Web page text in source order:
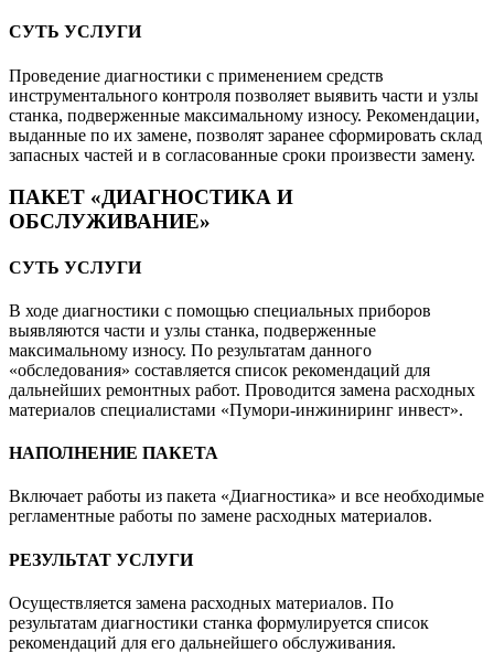
СУТЬ УСЛУГИ
Проведение диагностики с применением средств
инструментального контроля позволяет выявить части и узлы
станка, подверженные максимальному износу. Рекомендации,
выданные по их замене, позволят заранее сформировать склад
запасных частей и в согласованные сроки произвести замену.
ПАКЕТ «ДИАГНОСТИКА И
ОБСЛУЖИВАНИЕ»
СУТЬ УСЛУГИ
В ходе диагностики с помощью специальных приборов
выявляются части и узлы станка, подверженные
максимальному износу. По результатам данного
«обследования» составляется список рекомендаций для
дальнейших ремонтных работ. Проводится замена расходных
материалов специалистами «Пумори-инжиниринг инвест».
НАПОЛНЕНИЕ ПАКЕТА
Включает работы из пакета «Диагностика» и все необходимые
регламентные работы по замене расходных материалов.
РЕЗУЛЬТАТ УСЛУГИ
Осуществляется замена расходных материалов. По
результатам диагностики станка формулируется список
рекомендаций для его дальнейшего обслуживания.